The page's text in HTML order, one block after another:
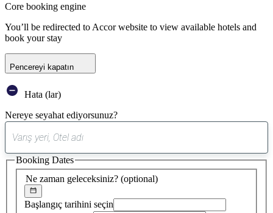
Core booking engine
You’ll be redirected to Accor website to view available hotels and
book your stay
Pencereyi kapatın
Hata (lar)
Nereye seyahat ediyorsunuz?
öneri
bulundu
Ne zaman geleceksiniz? (optional)
Başlangıç tarihini seçin
Booking Dates